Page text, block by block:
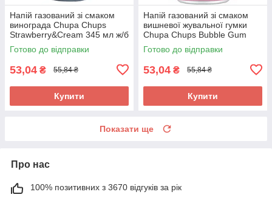
Напій газований зі смаком
винограда Chupa Chups
Strawberry&Cream 345 мл ж/б
Корея
Готово до відправки
53,04 ₴ 55,84 ₴
Купити
Напій газований зі смаком
вишневої жувальної гумки
Chupa Chups Bubble Gum
345мл Корея
Готово до відправки
53,04 ₴ 55,84 ₴
Купити
Показати ще
Про нас
100% позитивних з 3670 відгуків за рік